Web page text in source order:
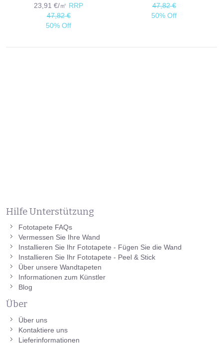
23,91 €/㎡ RRP
47,82 €
50% Off
47,82 €
50% Off
Hilfe Unterstützung
Fototapete FAQs
Vermessen Sie Ihre Wand
Installieren Sie Ihr Fototapete - Fügen Sie die Wand
Installieren Sie Ihr Fototapete - Peel & Stick
Über unsere Wandtapeten
Informationen zum Künstler
Blog
Über
Über uns
Kontaktiere uns
Lieferinformationen